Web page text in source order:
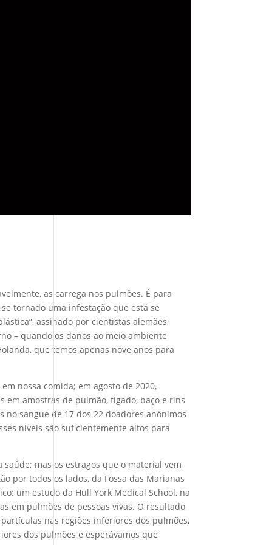
as carrega nos pulmões. É para
tornado uma infestação que está se
assinado por cientistas alemães,
– quando os danos ao meio ambiente
que temos apenas nove anos para
nossa comida; em agosto de 2020,
em amostras de pulmão, fígado, baço e rins
sangue de 17 dos 22 doadores anônimos
níveis são suficientemente altos para
mas os estragos que o material vem
por todos os lados, da Fossa das Marianas
um estudo da Hull York Medical School, na
em pulmões de pessoas vivas. O resultado
nas regiões inferiores dos pulmões,
dos pulmões e esperávamos que